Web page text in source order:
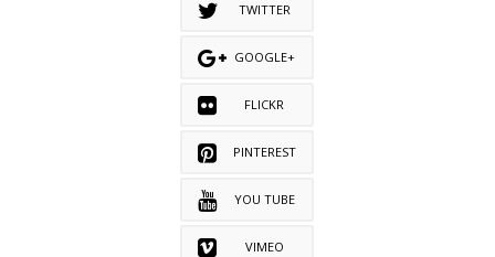
TWITTER
GOOGLE+
FLICKR
PINTEREST
YOU TUBE
VIMEO